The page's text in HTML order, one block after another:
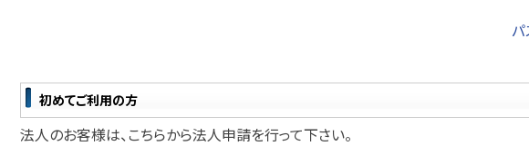
初めてご利用の方
法人のお客様は、こちらから法人申請を行って下さい。